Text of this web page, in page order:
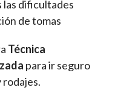
las dificultades
de tomas
Técnica
para ir seguro
rodajes.